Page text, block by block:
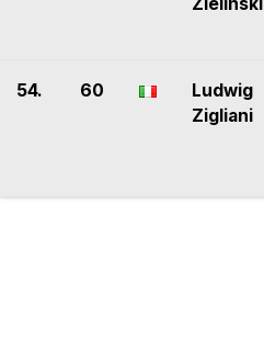
54. 60
Ludwig
Zigliani